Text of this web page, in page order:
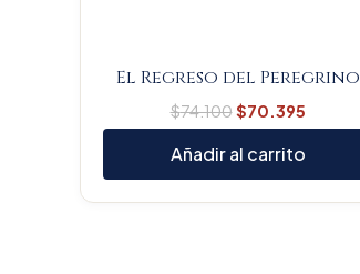
El Regreso del Peregrino
$74.100$70.395
Añadir al carrito